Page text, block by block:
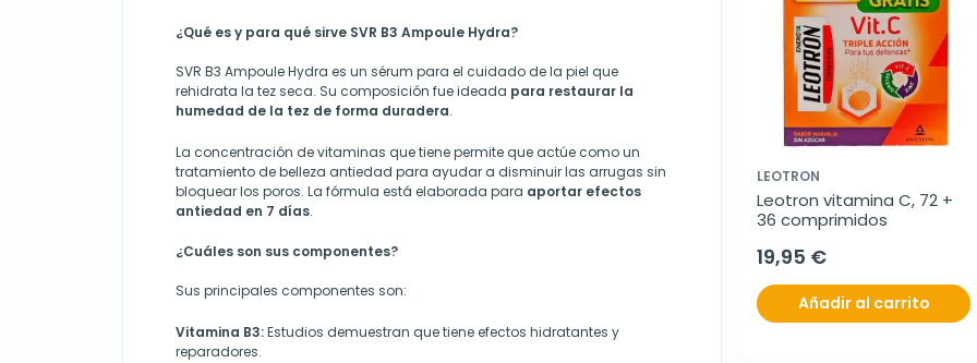
¿Qué es y para qué sirve SVR B3 Ampoule Hydra?
SVR B3 Ampoule Hydra es un sérum para el cuidado de la piel que
rehidrata la tez seca. Su composición fue ideada para restaurar la
humedad de la tez de forma duradera.
La concentración de vitaminas que tiene permite que actúe como un
tratamiento de belleza antiedad para ayudar a disminuir las arrugas sin
bloquear los poros. La fórmula está elaborada para aportar efectos
antiedad en 7 días.
¿Cuáles son sus componentes?
Sus principales componentes son:
Vitamina B3:Estudios demuestran que tiene efectos hidratantes y
reparadores.
LEOTRON
Leotron vitamina C, 72 +
36 comprimidos
19,95 €
Añadir al carrito